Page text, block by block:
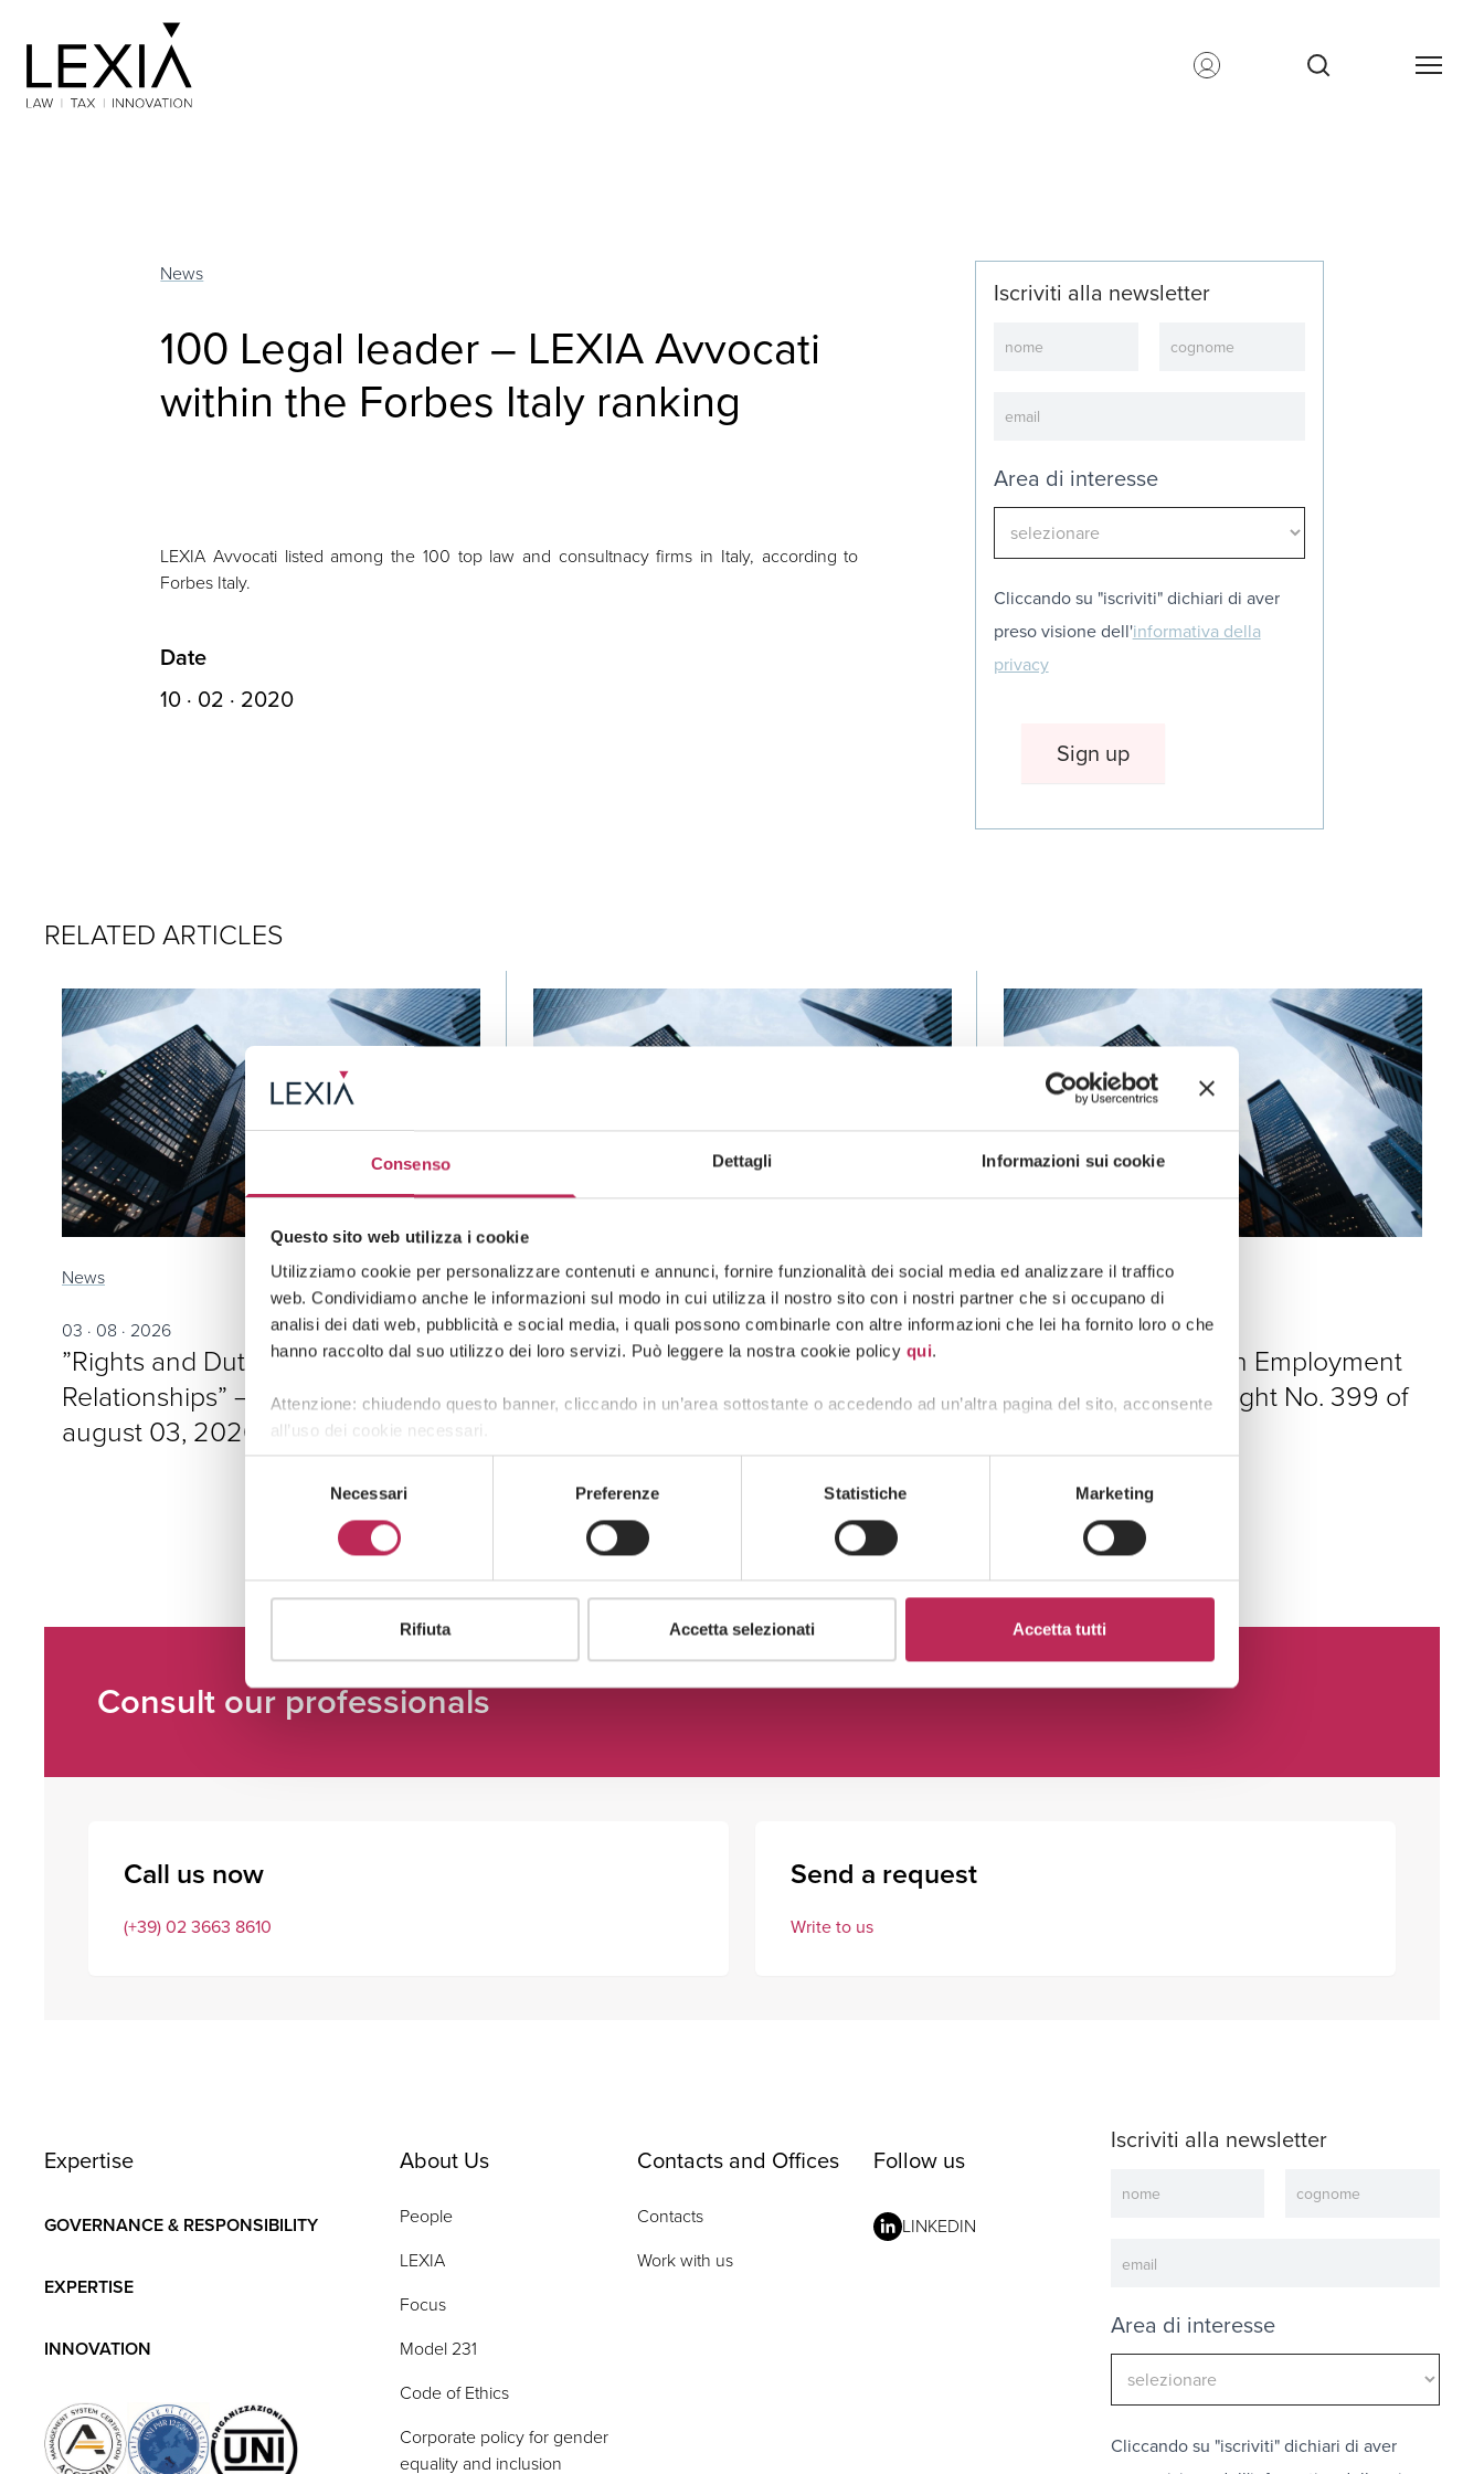
Consenso Dettagli Informazioni sui cookie
Questo sito web utilizza i cookie
Utilizziamo cookie per personalizzare contenuti e annunci, fornire funzionalità dei social media ed analizzare il traffico
web. Condividiamo anche le informazioni sul modo in cui utilizza il nostro sito con i nostri partner che si occupano di
analisi dei dati web, pubblicità e social media, i quali possono combinarle con altre informazioni che lei ha fornito loro o che
hanno raccolto dal suo utilizzo dei loro servizi. Può leggere la nostra cookie policy qui.
Attenzione: chiudendo questo banner, cliccando in un’area sottostante o accedendo ad un’altra pagina del sito, acconsente
all’uso dei cookie necessari.
Necessari Preferenze Statistiche Marketing
Rifiuta Accetta selezionati Accetta tutti
News
100 Legal leader – LEXIA Avvocati
within the Forbes Italy ranking
Iscriviti alla newsletter
Area di interesse
Cliccando su "iscriviti" dichiari di aver
preso visione dell'informativa della
privacy
LEXIA Avvocati listed among the 100 top law and consultnacy firms in Italy, according to
Forbes Italy.
Date
10 · 02 · 2020
RELATED ARTICLES
News
03 · 08 · 2026
”Rights and Duties in Employment
Relationships” – Insight No. 401 of
august 03, 2026
News
27 · 07 · 2026
”Rights and Duties in Employment
Relationships” – Insight No. 400 of
News
20 · 07 · 2026
”Rights and Duties in Employment
Relationships” – Insight No. 399 of
Consult our professionals
Call us now
(+39) 02 3663 8610
Send a request
Write to us
Expertise
GOVERNANCE & RESPONSIBILITY
EXPERTISE
INNOVATION
About Us
People
LEXIA
Focus
Model 231
Code of Ethics
Corporate policy for gender
equality and inclusion
Contacts and Offices
Contacts
Work with us
Follow us
LINKEDIN
Iscriviti alla newsletter
Area di interesse
Cliccando su "iscriviti" dichiari di aver